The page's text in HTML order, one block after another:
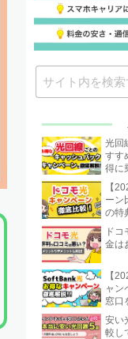
光回
すす
得に
8月
【
ーン
の特
ド
金は
【
ャン
窓口
安い
較し